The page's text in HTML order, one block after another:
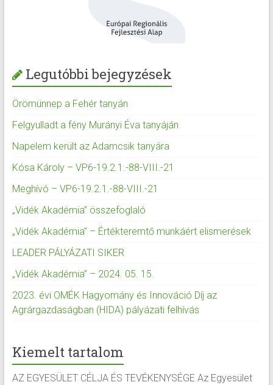
Legutóbbi bejegyzések
Örömünnep a Fehér tanyán
Felgyulladt a fény Murányi Éva tanyáján
Napelem került az Adamcsik tanyára
Kósa Károly – VP6-19.2.1.-88-VIII.-21
Meghívó – VP6-19.2.1.-88-VIII.-21
„Vidék Akadémia” összefoglaló
„Vidék Akadémia” – Értékteremtő munkáért elismerések
LEADER PÁLYÁZATI SIKER
„Vidék Akadémia” – 2024. 05. 15.
2023. évi OMÉK Hagyomány és Innováció Díj az
Agrárgazdaságban (HIDA) pályázati felhívás
Kiemelt tartalom
AZ EGYESÜLET CÉLJA ÉS TEVÉKENYSÉGE Az Egyesület